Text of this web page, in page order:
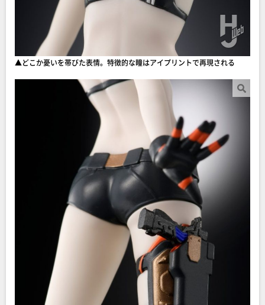
▲どこか憂いを帯びた表情。特徴的な瞳はアイプリントで再現される